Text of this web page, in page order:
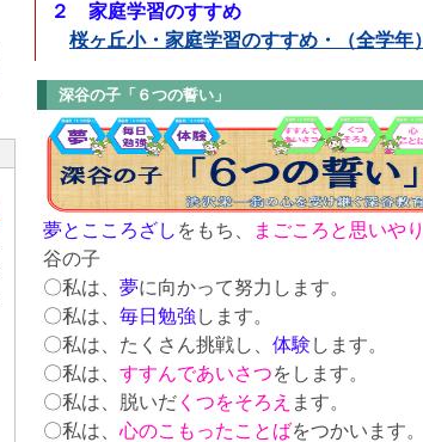
２ 家庭学習のすすめ
桜ヶ丘小・家庭学習のすすめ・（全学年
深谷の子「６つの誓い」
夢とこころざし をもち、 まごころと思いや
谷の子
〇私は、 夢に向かって努力します。
〇私は、 毎日勉強 します。
〇私は、たくさん挑戦し、 体験 します。
〇私は、 すすんであいさつをします。
〇私は、脱いだ くつをそろえ ます。
〇私は、 心のこもった ことばをつかいます